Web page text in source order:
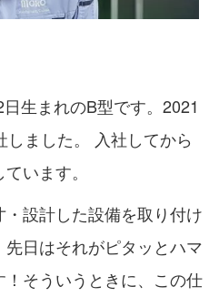
生まれのB型です。2021
ました。 入社してから
います。
設計した設備を取り付け
日はそれがピタッとハマ
そういうときに、この仕